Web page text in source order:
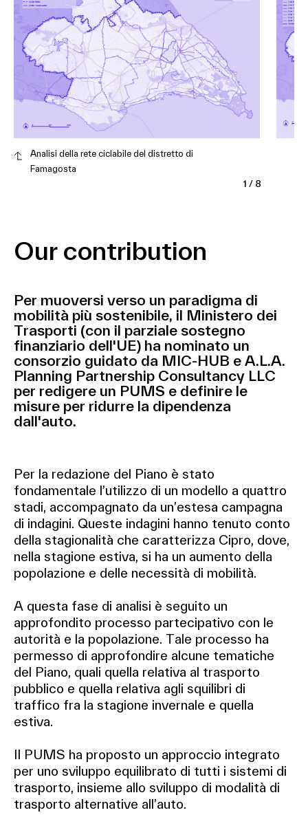
Analisi della rete ciclabile del distretto di
Famagosta
1 / 8
Our contribution
Per muoversi verso un paradigma di
mobilità più sostenibile, il Ministero dei
Trasporti (con il parziale sostegno
finanziario dell'UE) ha nominato un
consorzio guidato da MIC-HUB e A.L.A.
Planning Partnership Consultancy LLC
per redigere un PUMS e definire le
misure per ridurre la dipendenza
dall'auto.
Per la redazione del Piano è stato
fondamentale l’utilizzo di un modello a quattro
stadi, accompagnato da un’estesa campagna
di indagini. Queste indagini hanno tenuto conto
della stagionalità che caratterizza Cipro, dove,
nella stagione estiva, si ha un aumento della
popolazione e delle necessità di mobilità.
A questa fase di analisi è seguito un
approfondito processo partecipativo con le
autorità e la popolazione. Tale processo ha
permesso di approfondire alcune tematiche
del Piano, quali quella relativa al trasporto
pubblico e quella relativa agli squilibri di
traffico fra la stagione invernale e quella
estiva.
Il PUMS ha proposto un approccio integrato
per uno sviluppo equilibrato di tutti i sistemi di
trasporto, insieme allo sviluppo di modalità di
trasporto alternative all’auto.